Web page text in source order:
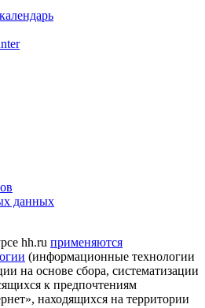
данных
hh.ru применяются
(информационные технологии
на основе сбора, систематизации
к предпочтениям
находящихся на территории